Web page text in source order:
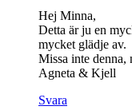
Hej Minna,
Detta är ju en
mycket glädje av.
Missa inte denna,
Agneta & Kjell
Svara